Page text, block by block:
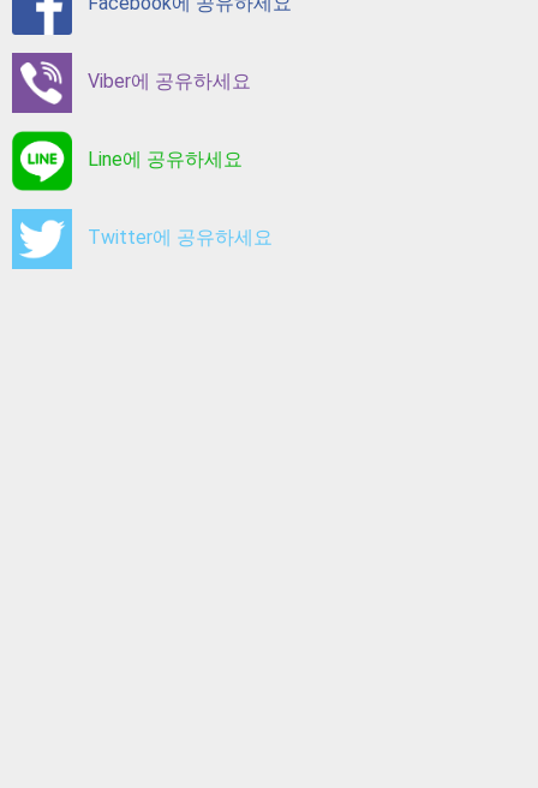
Viber에 공유하세요
Line에 공유하세요
Twitter에 공유하세요